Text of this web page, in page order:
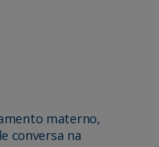
materno,
conversa na